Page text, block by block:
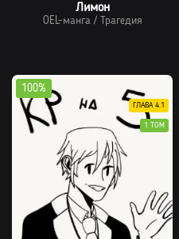
Лимон
OEL-манга/ Трагедия
100%
ГЛАВА 4.1
1 ТОМ